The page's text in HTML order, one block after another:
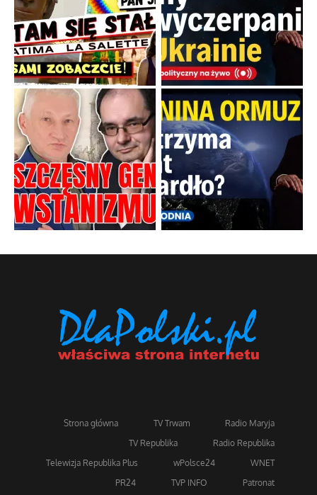
Strona główna TV Trwam
Radio Maryja
TV Republika
Radio Republika
Telewizja Republika Plus
wPolsce24
WNET
PR24
TVP INFO Patronat